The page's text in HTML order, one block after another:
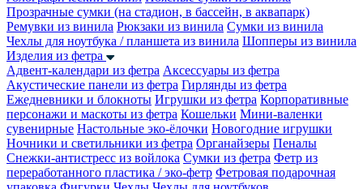
Прозрачные сумки (на стадион, в бассейн, в аквапарк)
Ремувки из винила Рюкзаки из винила Сумки из винила
Чехлы для ноутбука / планшета из винила Шопперы из винила
Изделия из фетра
Адвент-календари из фетра Аксессуары из фетра
Акустические панели из фетра Гирлянды из фетра
Ежедневники и блокноты Игрушки из фетра Корпоративные
персонажи и маскоты из фетра Кошельки Мини-валенки
сувенирные Настольные эко-ёлочки Новогодние игрушки
Ночники и светильники из фетра Органайзеры Пеналы
Снежки-антистресс из войлока Сумки из фетра Фетр из
переработанного пластика / эко-фетр Фетровая подарочная